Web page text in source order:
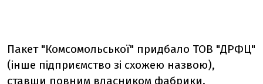
Пакет "Комсомольської" придбало ТОВ "ДРФЦ"
(інше підприємство зі схожею назвою),
ставши повним власником фабрики.